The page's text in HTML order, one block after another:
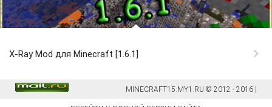
X-Ray Mod для Minecraft [1.6.1]
MINECRAFT15.MY1.RU © 2012 - 2016 |